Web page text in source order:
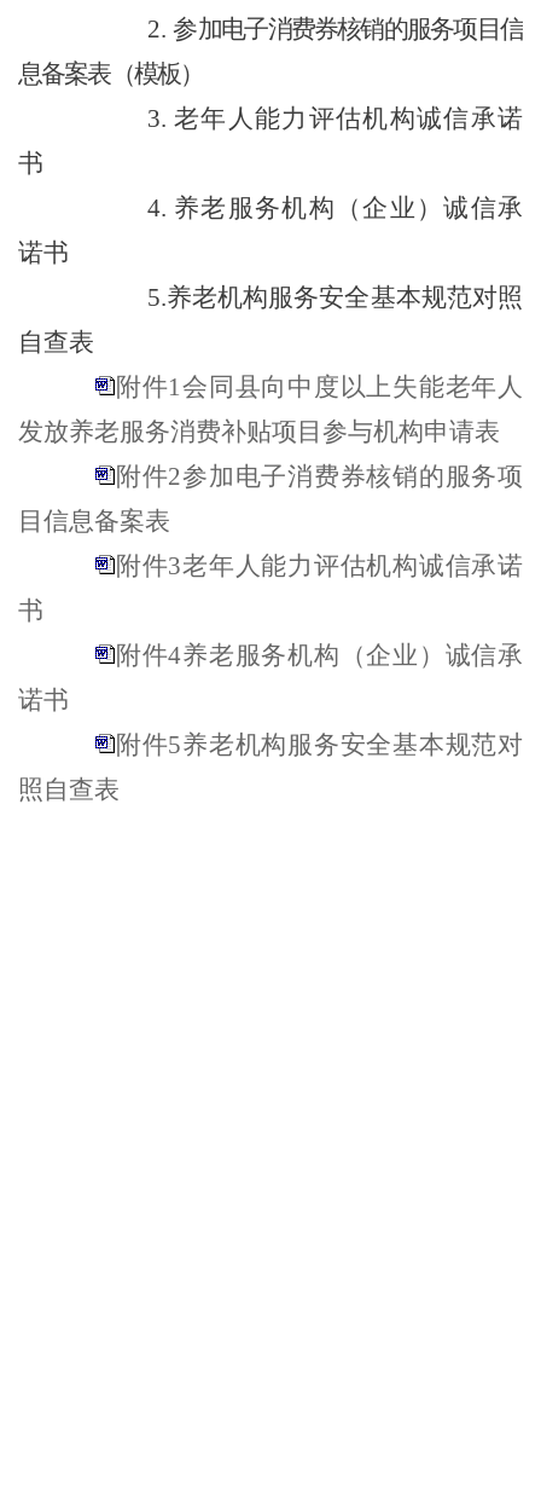
2. 参加电子消费券核销的服务项目信
息备案表（模板）
3. 老年人能力评估机构诚信承诺
书
4. 养老服务机构 （企业 ）诚信承
诺书
5.养老机构服务安全基本规范对照
自查表
附件1会同县向中度以上失能老年人
发放养老服务消费补贴项目参与机构申请表
附件2参加电子消费券核销的服务项
目信息备案表
附件3老年人能力评估机构诚信承诺
书
附件4养老服务机构（企业）诚信承
诺书
附件5养老机构服务安全基本规范对
照自查表